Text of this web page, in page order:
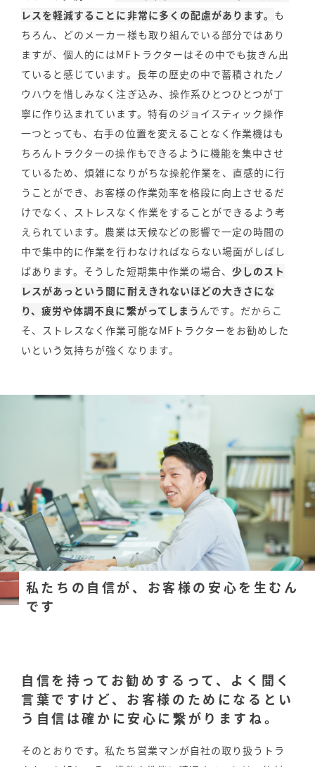
レスを軽減することに非常に多くの配慮があります。 も
ちろん、どのメーカー様も取り組んでいる部分ではあり
ますが、個人的にはMFトラクターはその中でも抜きん出
ていると感じています。長年の歴史の中で蓄積されたノ
ウハウを惜しみなく注ぎ込み、操作系ひとつひとつが丁
寧に作り込まれています。特有のジョイスティック操作
一つとっても、右手の位置を変えることなく作業機はも
ちろんトラクターの操作もできるように機能を集中させ
ているため、煩雑になりがちな操舵作業を、直感的に行
うことができ、お客様の作業効率を格段に向上させるだ
けでなく、ストレスなく作業をすることができるよう考
えられています。農業は天候などの影響で一定の時間の
中で集中的に作業を行わなければならない場面がしばし
ばあります。そうした短期集中作業の場合、少しのスト
レスがあっという間に耐えきれないほどの大きさにな
り、疲労や体調不良に繋がってしまう んです。だからこ
そ、ストレスなく作業可能なMFトラクターをお勧めした
いという気持ちが強くなります。
私たちの自信が、お客様の安心を生むん
です
自信を持ってお勧めするって、よく聞く
言葉ですけど、お客様のためになるとい
う自信は確かに安心に繋がりますね。
そのとおりです。私たち営業マンが自社の取り扱うトラ